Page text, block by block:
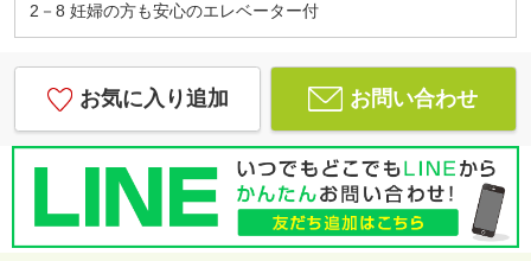
2－8 妊婦の方も安心のエレベーター付
お気に入り追加 お問い合わせ